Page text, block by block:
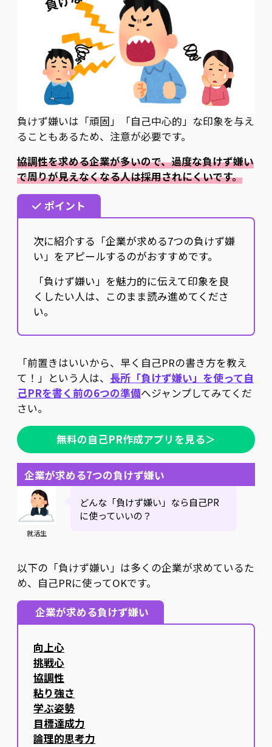
負けず嫌いは「頑固」「自己中心的」な印象を与え
ることもあるため、注意が必要です。
協調性を求める企業が多いので、過度な負けず嫌い
で周りが見えなくなる人は採用されにくいです。
ポイント
次に紹介する「企業が求める7つの負けず嫌
い」をアピールするのがおすすめです。
「負けず嫌い」を魅力的に伝えて印象を良
くしたい人は、このまま読み進めてくださ
い。
「前置きはいいから、早く自己PRの書き方を教え
て！」という人は、 長所「負けず嫌い」を使って自
己PRを書く前の6つの準備へジャンプしてみてくだ
さい。
無料の自己PR作成アプリを見る＞
企業が求める7つの負けず嫌い
就活生
どんな「負けず嫌い」なら自己PR
に使っていいの？
以下の「負けず嫌い」は多くの企業が求めているた
め、自己PRに使ってOKです。
企業が求める負けず嫌い
向上心
挑戦心
協調性
粘り強さ
学ぶ姿勢
目標達成力
論理的思考力